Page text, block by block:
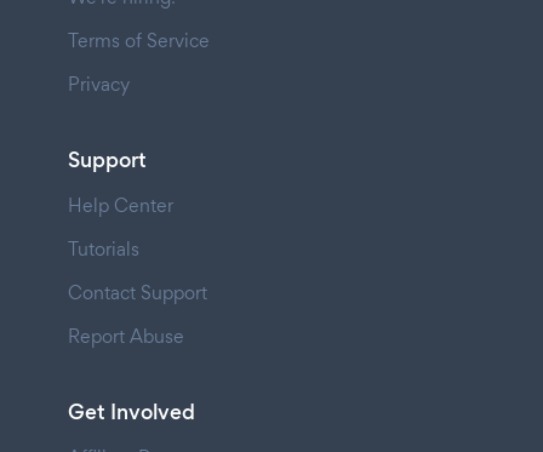
Terms of Service
Privacy
Support
Help Center
Tutorials
Contact Support
Report Abuse
Get Involved